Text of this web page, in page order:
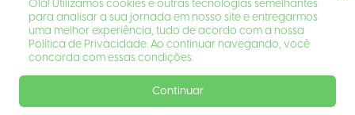
Olá! Utilizamos cookies e outras tecnologias semelhantes
para analisar a sua jornada em nosso site e entregarmos
uma melhor experiência, tudo de acordo com a nossa
Política de Privacidade. Ao continuar navegando, você
concorda com essas condições.
Continuar